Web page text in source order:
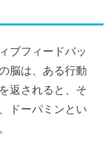
ブフィードバッ
脳は、ある行動
返されると、そ
ドーパミンとい